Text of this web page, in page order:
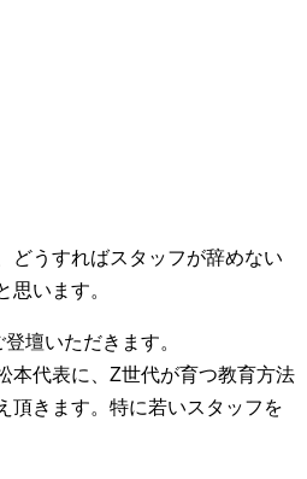
どうすればスタッフが辞めない
います。
壇いただきます。
本代表に、Z世代が育つ教育方法
頂きます。特に若いスタッフを